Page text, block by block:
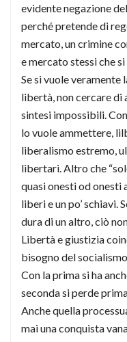
evidente negazione
perché pretende di
mercato, un crimine
e mercato stessi che
Se si vuole
libertà, non cercare di
sintesi impossibili.
lo vuole ammettere,
liberalismo estremo,
libertari. Altro che
quasi onesti od onesti
liberi e un po’ schiavi.
dura di un altro, ciò
Libertà e giustizia
bisogno del
Con la prima si ha
seconda si perde
Anche quella
mai una conquista